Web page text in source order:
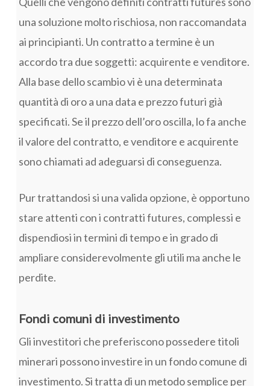
una soluzione molto rischiosa, non raccomandata
ai principianti. Un contratto a termine è un
accordo tra due soggetti: acquirente e venditore.
Alla base dello scambio vi è una determinata
quantità di oro a una data e prezzo futuri già
specificati. Se il prezzo dell’oro oscilla, lo fa anche
il valore del contratto, e venditore e acquirente
sono chiamati ad adeguarsi di conseguenza.
Pur trattandosi si una valida opzione, è opportuno
stare attenti con i contratti futures, complessi e
dispendiosi in termini di tempo e in grado di
ampliare considerevolmente gli utili ma anche le
perdite.
Fondi comuni di investimento
Gli investitori che preferiscono possedere titoli
minerari possono investire in un fondo comune di
investimento. Si tratta di un metodo semplice per